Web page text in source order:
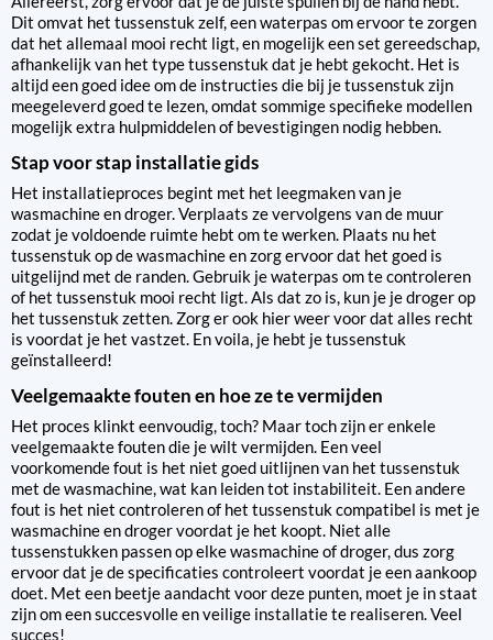
Dit omvat het tussenstuk zelf, een waterpas om ervoor te zorgen
dat het allemaal mooi recht ligt, en mogelijk een set gereedschap,
afhankelijk van het type tussenstuk dat je hebt gekocht. Het is
altijd een goed idee om de instructies die bij je tussenstuk zijn
meegeleverd goed te lezen, omdat sommige specifieke modellen
mogelijk extra hulpmiddelen of bevestigingen nodig hebben.
Stap voor stap installatie gids
Het installatieproces begint met het leegmaken van je
wasmachine en droger. Verplaats ze vervolgens van de muur
zodat je voldoende ruimte hebt om te werken. Plaats nu het
tussenstuk op de wasmachine en zorg ervoor dat het goed is
uitgelijnd met de randen. Gebruik je waterpas om te controleren
of het tussenstuk mooi recht ligt. Als dat zo is, kun je je droger op
het tussenstuk zetten. Zorg er ook hier weer voor dat alles recht
is voordat je het vastzet. En voila, je hebt je tussenstuk
geïnstalleerd!
Veelgemaakte fouten en hoe ze te vermijden
Het proces klinkt eenvoudig, toch? Maar toch zijn er enkele
veelgemaakte fouten die je wilt vermijden. Een veel
voorkomende fout is het niet goed uitlijnen van het tussenstuk
met de wasmachine, wat kan leiden tot instabiliteit. Een andere
fout is het niet controleren of het tussenstuk compatibel is met je
wasmachine en droger voordat je het koopt. Niet alle
tussenstukken passen op elke wasmachine of droger, dus zorg
ervoor dat je de specificaties controleert voordat je een aankoop
doet. Met een beetje aandacht voor deze punten, moet je in staat
zijn om een succesvolle en veilige installatie te realiseren. Veel
succes!